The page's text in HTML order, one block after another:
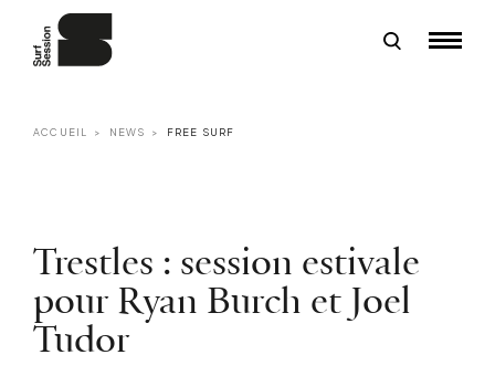
ACCUEIL NEWS FREE SURF
Trestles : session estivale
pour Ryan Burch et Joel
Tudor